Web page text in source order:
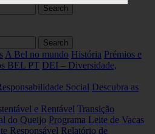
A Bel no mundo História Prémios e
BEL PT DEI – Diversidade,
Social Descubra as
e Rentável Transição
do Queijo Programa Leite de Vacas
Responsável Relatório de